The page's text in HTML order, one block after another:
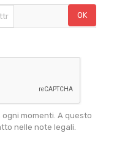
momenti. A questo
nelle note legali.